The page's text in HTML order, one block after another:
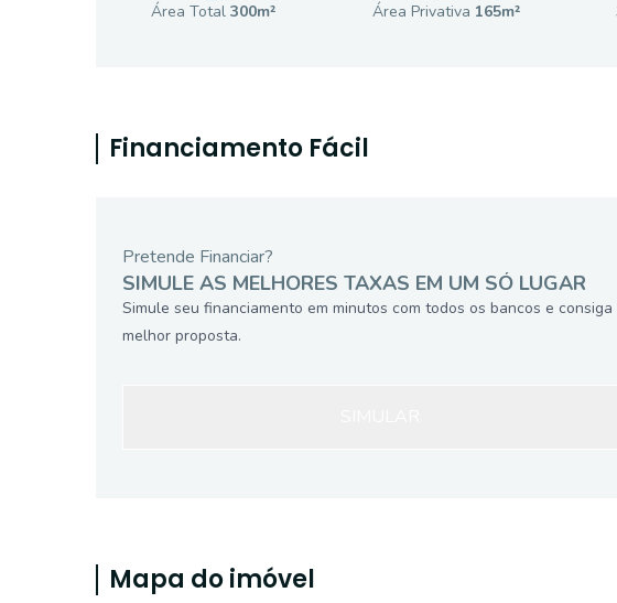
Área Total 300m² Área Privativa 165m²
Financiamento Fácil
Pretende Financiar?
SIMULE AS MELHORES TAXAS EM UM SÓ LUGAR
Simule seu financiamento em minutos com todos os bancos e consiga
melhor proposta.
Mapa do imóvel